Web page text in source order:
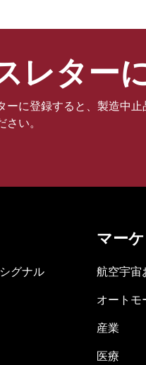
レター
ーに登録すると、製造中
い。
グナル
マー
航空宇宙
オートモ
産業
医療